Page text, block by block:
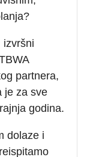
izvršni
partnera,
je za sve
godina.
dolaze i